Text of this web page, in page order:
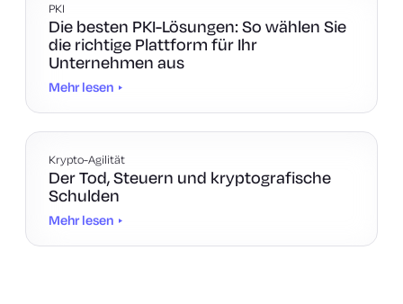
PKI
Die besten PKI-Lösungen: So wählen Sie
die richtige Plattform für Ihr
Unternehmen aus
Mehr lesen
Krypto-Agilität
Der Tod, Steuern und kryptografische
Schulden
Mehr lesen